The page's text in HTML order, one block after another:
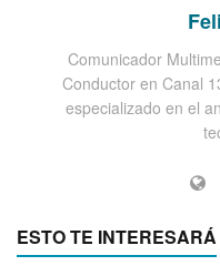
Comunicador
Conductor en Canal
especializado en el
ESTO TE INTERESARÁ